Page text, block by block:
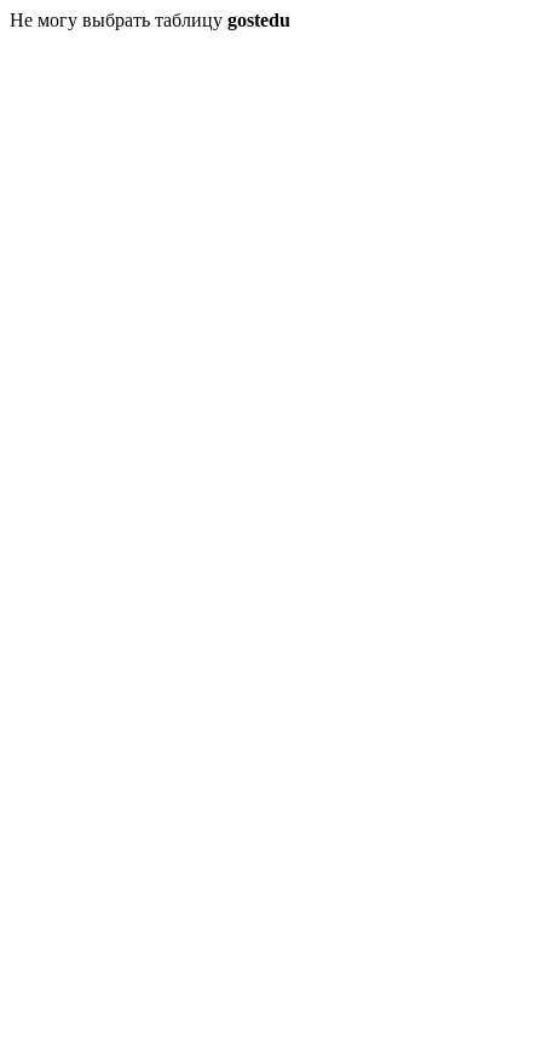
Не могу выбрать таблицу gostedu